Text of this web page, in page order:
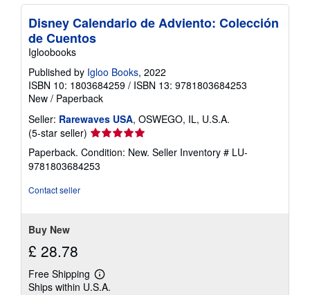
r
a
t
Disney Calendario de Adviento: Colección
de Cuentos
Igloobooks
Published by Igloo Books, 2022
ISBN 10: 1803684259 / ISBN 13: 9781803684253
New / Paperback
Seller: Rarewaves USA, OSWEGO, IL, U.S.A.
(5-star seller) Seller
rating
5
out
Paperback. Condition: New. Seller Inventory # LU-
9781803684253
Contact seller
Buy New
£ 28.78
Free Shipping
Learn
more
Ships within U.S.A.